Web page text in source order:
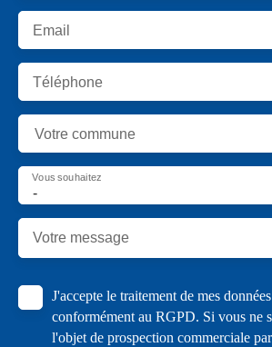
Email
Téléphone
Votre commune
-
Vous souhaitez
Votre message
J'accepte le traitement de mes
conformément au RGPD. Si vous ne
l'objet de prospection commerciale